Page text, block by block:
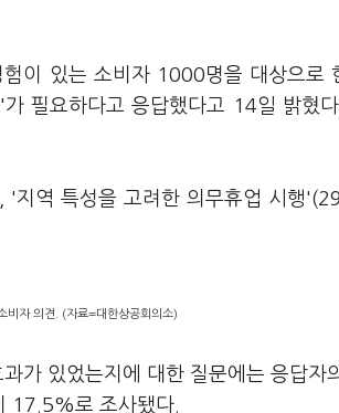
이 있는 소비자 1000명을 대상으로
필요하다고 응답했다고 14일 밝혔
역 특성을 고려한 의무휴업 시행
비자 의견. (자료=대한상공회의소)
가 있었는지에 대한 질문에는 응답
17.5%로 조사됐다.